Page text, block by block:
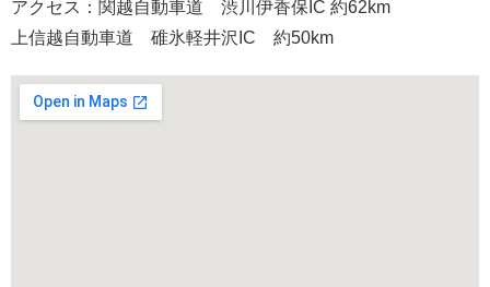
アクセス：関越自動車道 渋川伊香保IC 約62km
上信越自動車道 碓氷軽井沢IC 約50km